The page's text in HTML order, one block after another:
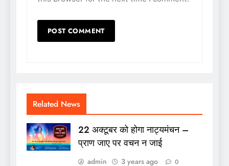
Related News
22 अक्टूबर को होगा नाट्यमंचन –
प्राण जाए पर वचन न जाई
admin 3 years ago 0